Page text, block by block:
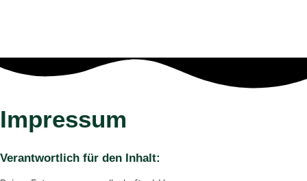
Impressum
Verantwortlich für den Inhalt: